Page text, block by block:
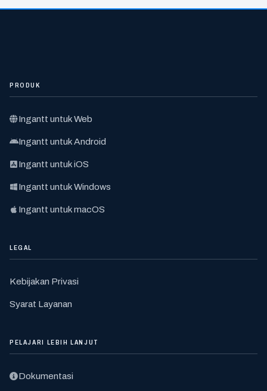
PRODUK
Ingantt untuk Web
Ingantt untuk Android
Ingantt untuk iOS
Ingantt untuk Windows
Ingantt untuk macOS
LEGAL
Kebijakan Privasi
Syarat Layanan
PELAJARI LEBIH LANJUT
Dokumentasi